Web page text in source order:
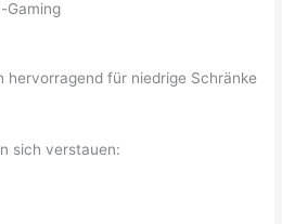
Gaming
hervorragend für niedrige Schränke
sich verstauen: